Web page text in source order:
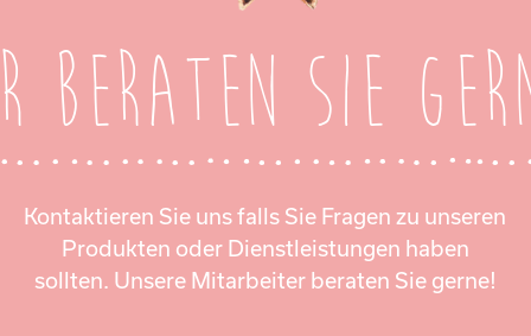
beraten Sie
Kontaktieren Sie uns falls Sie Fragen zu unseren
Produkten oder Dienstleistungen haben
sollten. Unsere Mitarbeiter beraten Sie gerne!